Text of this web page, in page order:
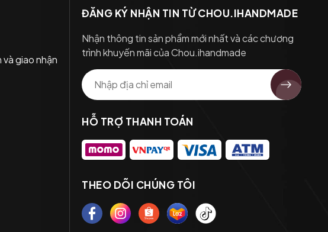
giao nhận
ĐĂNG KÝ NHẬN TIN TỪ CHOU.IHANDMADE
Nhận thông tin sản phẩm mới nhất và các chương
trình khuyến mãi của Chou.ihandmade
HỖ TRỢ THANH TOÁN
THEO DÕI CHÚNG TÔI